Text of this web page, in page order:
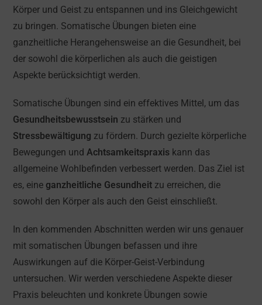
Körper und Geist zu entspannen und ins Gleichgewicht
zu bringen. Somatische Übungen bieten eine
ganzheitliche Herangehensweise an die Gesundheit, bei
der sowohl die körperlichen als auch die geistigen
Aspekte berücksichtigt werden.
Somatische Übungen sind ein effektives Mittel, um das
Gesundheitsbewusstsein zu stärken und
Stressbewältigung zu fördern. Durch gezielte körperliche
Bewegungen undAchtsamkeitspraxis kann das
allgemeine Wohlbefinden verbessert werden. Das Ziel ist
es, eine ganzheitliche Gesundheit zu erreichen, die
sowohl den Körper als auch den Geist einschließt.
In den kommenden Abschnitten werden wir uns genauer
mit somatischen Übungen befassen und ihre
Auswirkungen auf die Körper-Geist-Verbindung
untersuchen. Wir werden verschiedene Aspekte dieser
Praxis beleuchten und konkrete Übungen sowie